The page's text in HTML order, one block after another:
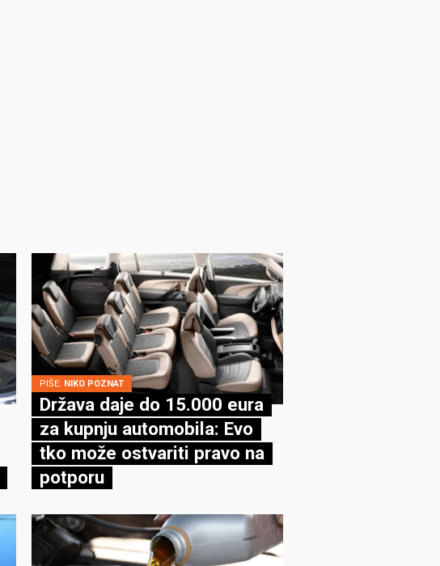
PIŠE: NIKO POZNAT
Država daje do 15.000 eura
za kupnju automobila: Evo
tko može ostvariti pravo na
potporu